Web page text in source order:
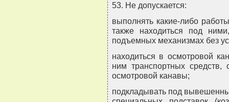
53. Не допускается:
выполнять какие-либо
также находиться под
подъемных механизмах без
находиться в осмотровой
ним транспортных средств,
осмотровой канавы;
подкладывать под